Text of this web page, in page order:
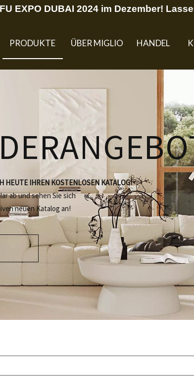
EXPO DUBAI 2024 im Dezember!
PRODUKTE ÜBER MIGLIO HANDEL
HEUTE IHREN KOSTENLOSEN KATALOG!
ab und sehen Sie sich
neuen Katalog an!